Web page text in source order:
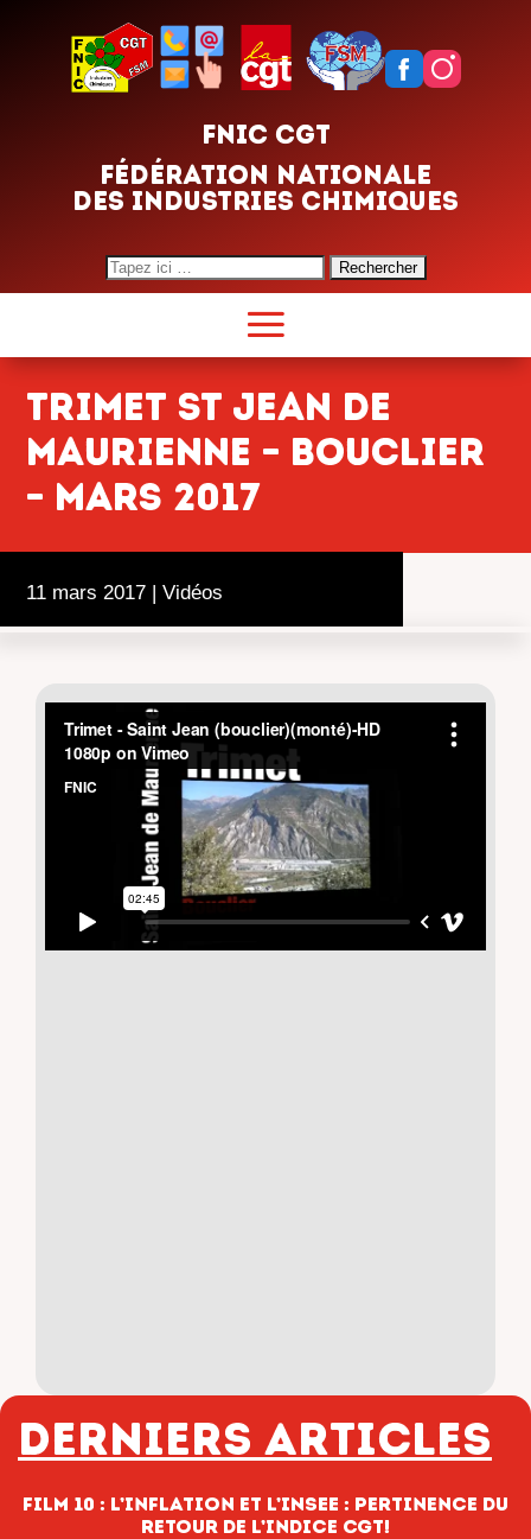
FNIC CGT
FÉDÉRATION NATIONALE
DES INDUSTRIES CHIMIQUES
Search
for:
Trimet St Jean de
Maurienne – bouclier
– mars 2017
11 mars 2017 | Vidéos
Derniers articles
film 10 : L’inflation et l’INSEE : pertinence du
retour de l’indice CGT!